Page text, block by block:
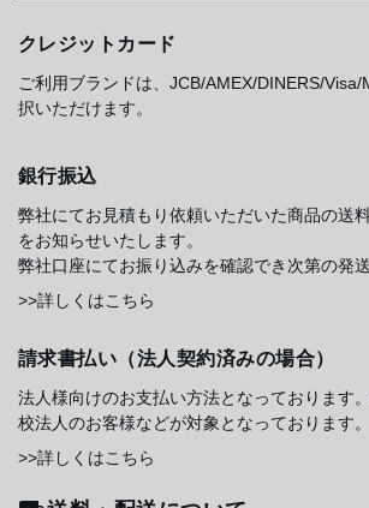
クレジットカード
ご利用ブランドは、JCB/AMEX/DINERS/
択いただけます。
銀行振込
弊社にてお見積もり依頼いただいた商品の送
をお知らせいたします。
弊社口座にてお振り込みを確認でき次第の発
>>詳しくはこちら
請求書払い（法人契約済みの場合）
法人様向けのお支払い方法となっております
校法人のお客様などが対象となっております。
>>詳しくはこちら